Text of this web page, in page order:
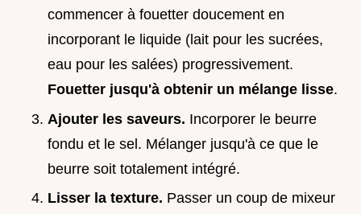
commencer à fouetter doucement en
incorporant le liquide (lait pour les sucrées,
eau pour les salées) progressivement.
Fouetter jusqu'à obtenir un mélange lisse.
Ajouter les saveurs. Incorporer le beurre
fondu et le sel. Mélanger jusqu'à ce que le
beurre soit totalement intégré.
Lisser la texture. Passer un coup de mixeur